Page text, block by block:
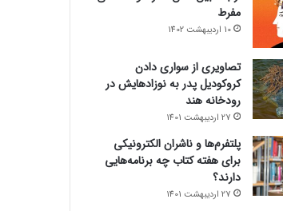
مفرط
10 اردیبهشت 1402
تصاویری از سواری دادن
کروکودیل پدر به نوزادهایش در
رودخانه هند
27 اردیبهشت 1401
پلتفرم‌ها و ناشران الکترونیکی
برای هفته کتاب چه برنامه‌هایی
دارند؟
27 اردیبهشت 1401